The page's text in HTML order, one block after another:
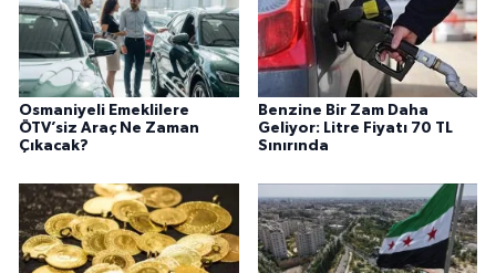
Osmaniyeli Emeklilere
ÖTV’siz Araç Ne Zaman
Çıkacak?
Benzine Bir Zam Daha
Geliyor: Litre Fiyatı 70 TL
Sınırında